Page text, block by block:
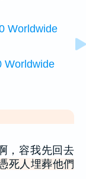
Worldwide
Worldwide
，容我先回去
死人埋葬他們